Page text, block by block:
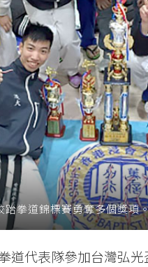
跆拳道錦標賽勇奪多個獎項
道代表隊參加台灣弘